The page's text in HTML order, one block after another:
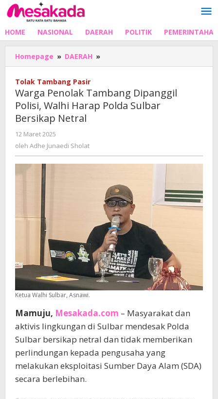
Lewati
ke
HOME NASIONAL DAERAH POLITIK
Homepage » DAERAH »
Penolak
Polisi,
Walhi
Netral
Tolak Tambang Pasir
Warga Penolak Tambang Dipanggil
Polisi, Walhi Harap Polda Sulbar
Bersikap Netral
12 Maret 2025
Adhe
oleh Adhe Junaedi Sholat
Ketua Walhi Sulbar, Asnawi.
Mamuju, Mesakada.com – Masyarakat dan
aktivis lingkungan di Sulbar mendesak Polda
Sulbar bersikap netral dan tidak memberikan
perlindungan kepada pengusaha yang
melakukan eksploitasi Sumber Daya Alam (SDA)
secara berlebihan.